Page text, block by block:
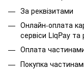
За реквізитами
Онлайн-оплата
сервіси LiqPay
Оплата
Покупка